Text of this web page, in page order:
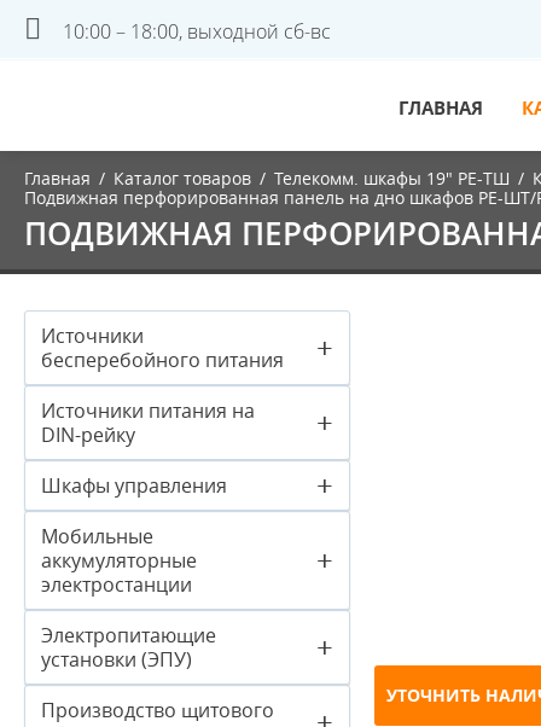
10:00 – 18:00, выходной сб-вс
ГЛАВНАЯ
Главная / Каталог товаров / Телекомм. шкафы 19" PE-ТШ /
Подвижная перфорированная панель на дно шкафов РЕ-
ПОДВИЖНАЯ
Источники
бесперебойного питания
+
Источники питания на
DIN-рейку
+
Шкафы управления +
Мобильные
аккумуляторные
электростанции
+
Электропитающие
установки (ЭПУ)
+
Производство щитового
УТОЧНИТЬ